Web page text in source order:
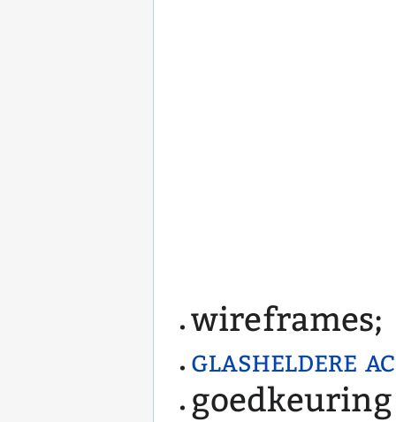
wireframes;
glasheldere